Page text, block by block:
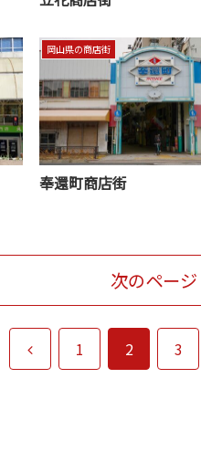
岡山県の商店街
奉還町商店街
次のページ
前
1 2 3